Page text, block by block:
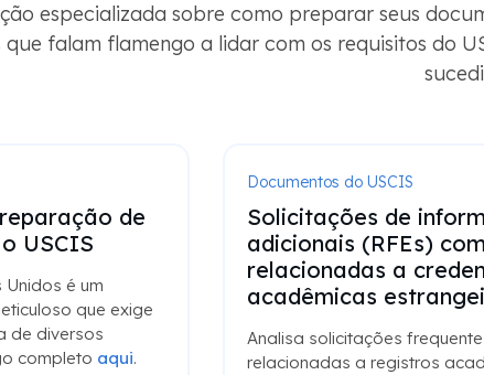
especializada sobre como preparar seus
falam flamengo a lidar com os requisitos do
de
USCIS
é um
que exige
de diversos
completo aqui.
Documentos do USCIS
Solicitações de
adicionais (RFEs)
relacionadas a
acadêmicas
Analisa solicitações
relacionadas a registros